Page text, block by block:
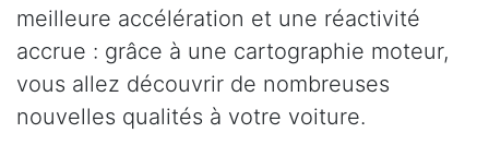
meilleure accélération et une réactivité
accrue : grâce à une cartographie moteur,
vous allez découvrir de nombreuses
nouvelles qualités à votre voiture.